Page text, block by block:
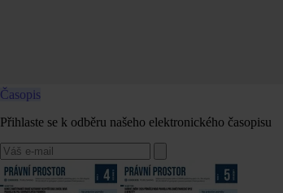
Časopis
Přihlaste se k odběru našeho elektronického časopisu